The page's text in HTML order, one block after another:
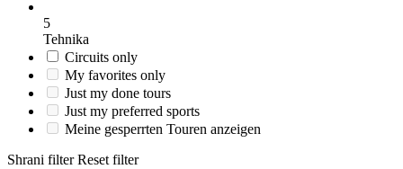
5
Tehnika
Circuits only
My favorites only
Just my done tours
Just my preferred sports
Meine gesperrten Touren anzeigen
Shrani filter Reset filter